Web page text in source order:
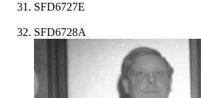
SFD6727E
SFD6728A